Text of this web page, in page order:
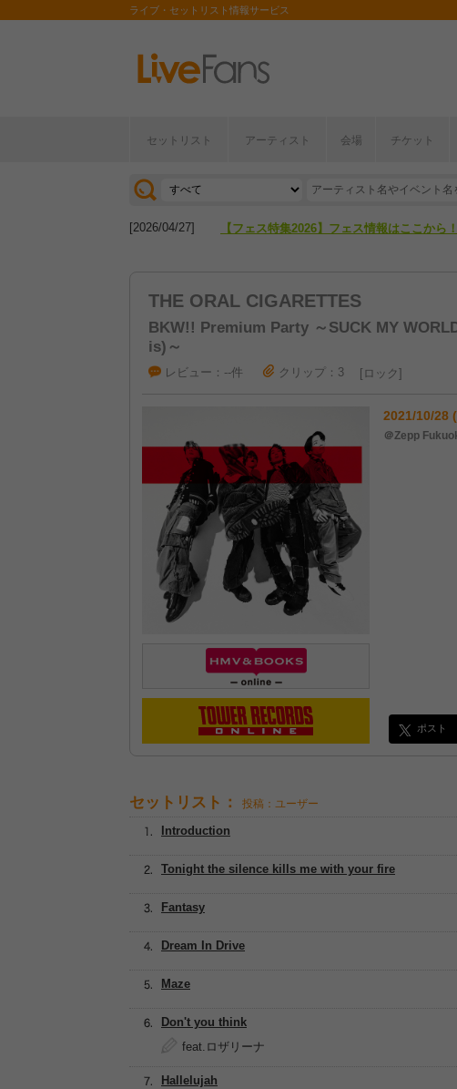
ライブ・セットリスト情報サービス
セットリスト アーティスト 会場 チケット
[2026/07/28] 【ライブ動員ランキング】2026年上半期編
[2026/04/27] 【フェス特集2026】フェス情報はここから！
THE ORAL CIGARETTES
BKW!! Premium Party ～SUCK MY
is)～
レビュー：--件 クリップ：3 ロック
2021/10/28
＠Zepp
ポスト
セットリスト： 投稿：ユーザー
Don't you think
feat.ロザリーナ
Dream In Drive
Fantasy
Maze
Introduction
Hallelujah
Tonight the silence kills me with your fire